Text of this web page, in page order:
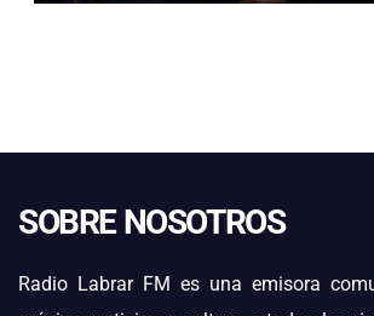
SOBRE NOSOTROS
Radio Labrar FM es una emisora